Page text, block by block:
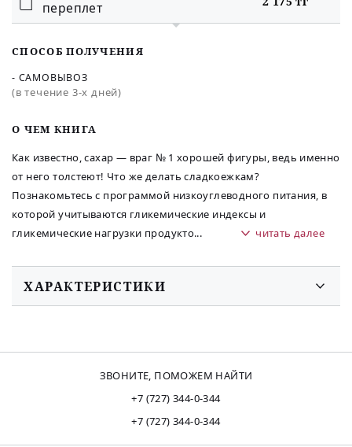
O ЧЕМ КНИГА
Как известно, сахар — враг № 1 хорошей фигуры, ведь именно
от него толстеют! Что же делать сладкоежкам?
Познакомьтесь с программой низкоуглеводного питания, в
которой учитываются гликемические индексы и
гликемические нагрузки продукто... читать далее
переплет
СПОСОБ ПОЛУЧЕНИЯ
- САМОВЫВОЗ
(в течение 3-х дней)
ХАРАКТЕРИСТИКИ
ЗВОНИТЕ, ПОМОЖЕМ НАЙТИ
+7 (727) 344-0-344
+7 (727) 344-0-344